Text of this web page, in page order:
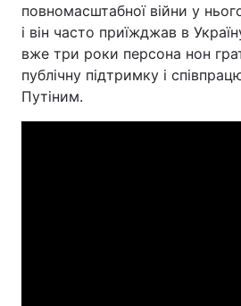
повномасштабної війни у
і він часто приїжджав в
вже три роки персона нон
публічну підтримку і
Путіним.